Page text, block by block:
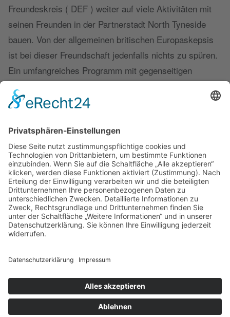
Freundeskreis ( DEF ) weiter auf viele Aktivitäten mit
seinen Freunden in der Partnerstadt North Tyneside
bauen. Von der allgemeinen britischen Europaskepsis
ist bei dieser Freundschaft jedenfalls nichts zu spüren.
Ein umfangreiches Programm mit gegenseitigen
Besuchen ist seit Jahren fester Bestandteil. "Das
interne Vereinsleben funktioniert hier wie dort. Wir
auch die Kontakte zwischen den Mitgliedern des DEF
zu fördern", sagt Geschäftsführerin Anne Breidung.
Und neue Mitglieder, darunter auch Jugendliche, kann
der Freundeskreis ebenfalls verzeichnen. Der Gedanke
"Freundschaft braucht Begegnung" wird beim DEF
weiter groß geschrieben.
Unser Sponsor:
Links Kontakt
Impressum